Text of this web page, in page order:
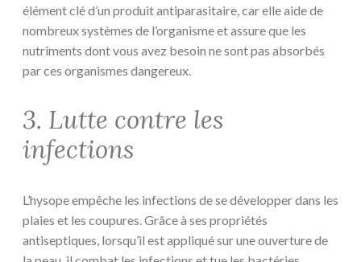
élément clé d’un produit antiparasitaire, car elle aide de
nombreux systèmes de l’organisme et assure que les
nutriments dont vous avez besoin ne sont pas absorbés
par ces organismes dangereux.
3. Lutte contre les
infections
L’hysope empêche les infections de se développer dans les
plaies et les coupures. Grâce à ses propriétés
antiseptiques, lorsqu’il est appliqué sur une ouverture de